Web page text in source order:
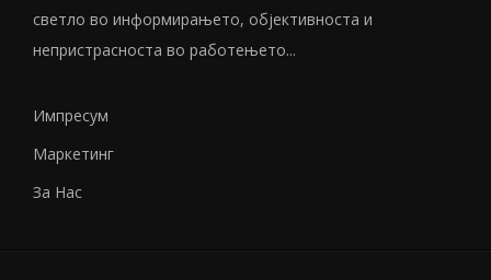
светло во информирањето, објективноста и
непристрасноста во работењето...
Импресум
Маркетинг
За Нас